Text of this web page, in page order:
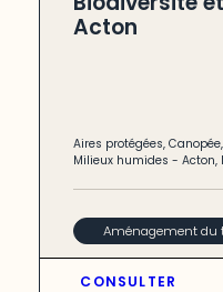
Acton
Aires protégées,Canopée
Milieux humides -Acton,
Aménagement du
CONSULTER